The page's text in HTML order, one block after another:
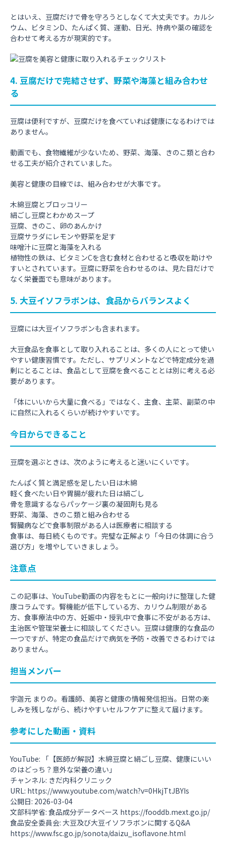
とはいえ、豆腐だけで骨を守ろうとしなくて大丈夫です。カルシ
ウム、ビタミンD、たんぱく質、運動、日光、持病や薬の確認を
合わせて考える方が現実的です。
4. 豆腐だけで完結させず、野菜や海藻と組み合わせ
る
豆腐は便利ですが、豆腐だけを食べていれば健康になるわけでは
ありません。
動画でも、食物繊維が少ないため、野菜、海藻、きのこ類と合わ
せる工夫が紹介されていました。
美容と健康の目線では、組み合わせが大事です。
木綿豆腐とブロッコリー
絹ごし豆腐とわかめスープ
豆腐、きのこ、卵のあんかけ
豆腐サラダにレモンや野菜を足す
味噌汁に豆腐と海藻を入れる
植物性の鉄は、ビタミンCを含む食材と合わせると吸収を助けや
すいとされています。豆腐に野菜を合わせるのは、見た目だけで
なく栄養面でも意味があります。
5. 大豆イソフラボンは、食品からバランスよく
豆腐には大豆イソフラボンも含まれます。
大豆食品を食事として取り入れることは、多くの人にとって使い
やすい健康習慣です。ただし、サプリメントなどで特定成分を過
剰にとることは、食品として豆腐を食べることとは別に考える必
要があります。
「体にいいから大量に食べる」ではなく、主食、主菜、副菜の中
に自然に入れるくらいが続けやすいです。
今日からできること
豆腐を選ぶときは、次のように考えると迷いにくいです。
たんぱく質と満足感を足したい日は木綿
軽く食べたい日や胃腸が疲れた日は絹ごし
骨を意識するならパッケージ裏の凝固剤も見る
野菜、海藻、きのこ類と組み合わせる
腎臓病などで食事制限がある人は医療者に相談する
食事は、毎日続くものです。完璧な正解より「今日の体調に合う
選び方」を増やしていきましょう。
注意点
この記事は、YouTube動画の内容をもとに一般向けに整理した健
康コラムです。腎機能が低下している方、カリウム制限がある
方、食事療法中の方、妊娠中・授乳中で食事に不安がある方は、
主治医や管理栄養士に相談してください。豆腐は健康的な食品の
一つですが、特定の食品だけで病気を予防・改善できるわけでは
ありません。
担当メンバー
宇迦元 まりの。看護師、美容と健康の情報発信担当。日常の楽
しみを残しながら、続けやすいセルフケアに整えて届けます。
参考にした動画・資料
YouTube: 「【医師が解説】木綿豆腐と絹ごし豆腐、健康にいい
のはどっち？意外な栄養の違い」
チャンネル: きだ内科クリニック
URL: https://www.youtube.com/watch?v=0HkjTtJBYIs
公開日: 2026-03-04
文部科学省: 食品成分データベース https://fooddb.mext.go.jp/
食品安全委員会: 大豆及び大豆イソフラボンに関するQ&A
https://www.fsc.go.jp/sonota/daizu_isoflavone.html